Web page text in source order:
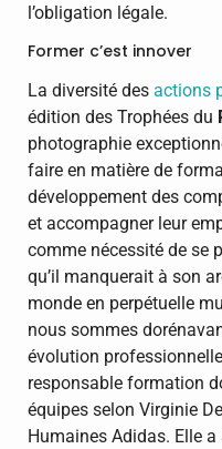
l’obligation légale.
Former c’est innover
La diversité des actions
édition des Trophées du
photographie
faire en matière de
développement des
et accompagner leur
comme nécessité de se
qu’il manquerait à son
monde en perpétuelle
nous sommes
évolution
responsable formation
équipes selon Virginie
Humaines Adidas. Elle